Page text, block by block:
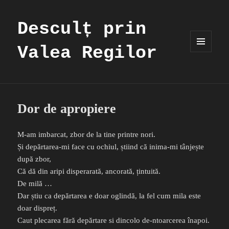
Desculț prin
Valea Regilor
Dor de apropiere
M-am imbarcat, zbor de la tine printre nori.
Și depărtarea-mi face cu ochiul, știind că inima-mi tânjește
după zbor,
Că dă din aripi disperarată, ancorată, țintuită.
De milă …
Dar știu ca depărtarea e doar oglindă, la fel cum mila este
doar dispreț.
Caut plecarea fără depărtare si dincolo de-ntoarcerea înapoi.